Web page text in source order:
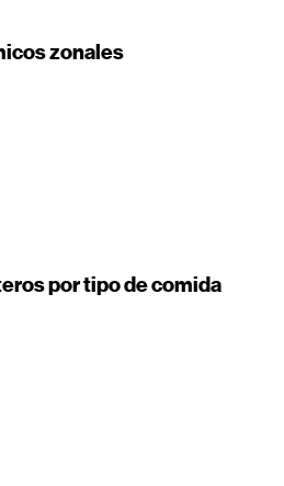
zonales
por tipo de comida